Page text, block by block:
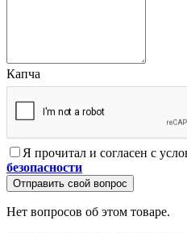
Капча
Я прочитал и согласен с
безопасности
Отправить свой вопрос
Нет вопросов об этом товаре.